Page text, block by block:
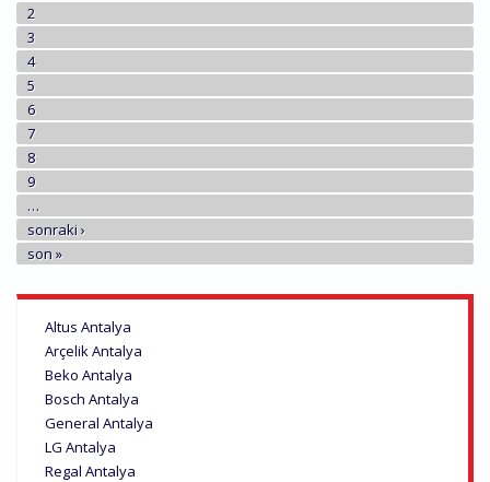
2
3
4
5
6
7
8
9
…
sonraki ›
son »
Altus Antalya
Arçelik Antalya
Beko Antalya
Bosch Antalya
General Antalya
LG Antalya
Regal Antalya